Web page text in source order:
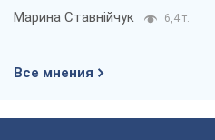
Марина Ставнійчук 6,4 т.
Все мнения